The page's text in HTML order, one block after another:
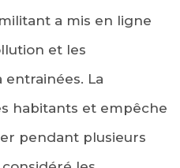
a mis en ligne
et les
entrainées. La
habitants et empêche
pendant plusieurs